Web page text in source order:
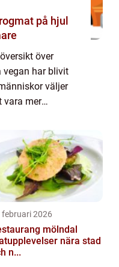
över
vegan har blivit
väljer
vara mer
o...
februari 2026
mölndal
nära stad
n...